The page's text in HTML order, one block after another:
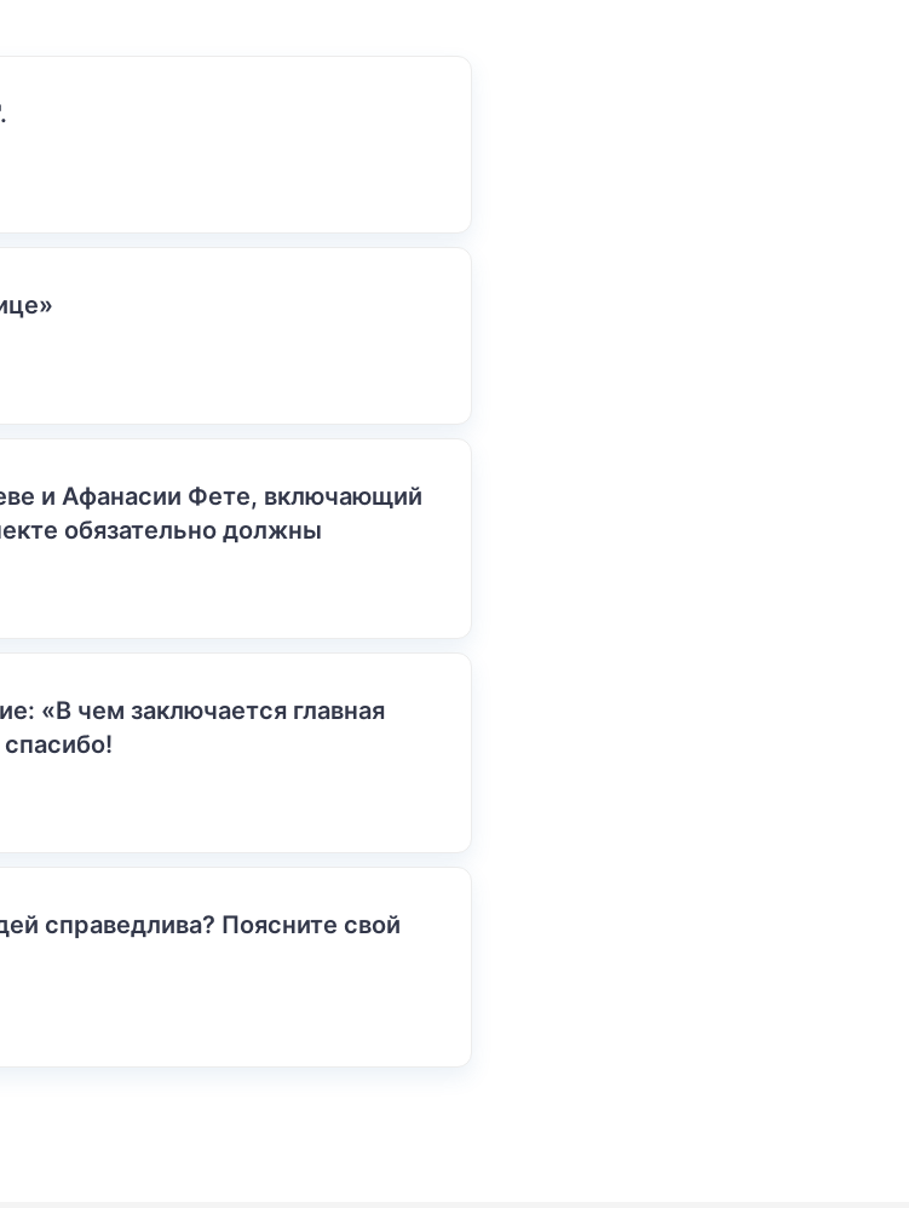
и Афанасии Фете, включающий
обязательно должны
«В чем заключается главная
справедлива? Поясните свой